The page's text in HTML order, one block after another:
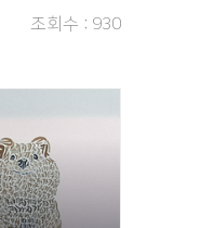
조회수 : 930